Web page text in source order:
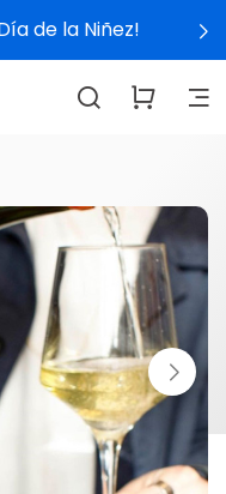
de la Niñez!